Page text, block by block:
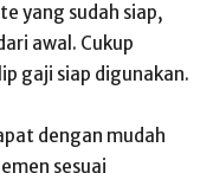
yang sudah siap,
awal. Cukup
gaji siap digunakan.
dengan mudah
sesuai